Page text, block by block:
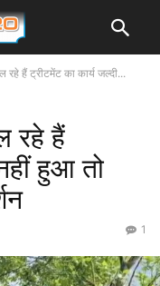
रहे हैं ट्रीटमेंट का कार्य जल्दी...
रहे हैं
हुआ तो
1